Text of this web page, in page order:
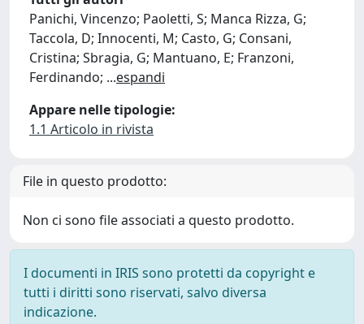
Panichi, Vincenzo; Paoletti, S; Manca Rizza, G;
Taccola, D; Innocenti, M; Casto, G; Consani,
Cristina; Sbragia, G; Mantuano, E; Franzoni,
Ferdinando; ...espandi
Appare nelle tipologie:
1.1 Articolo in rivista
File in questo prodotto:
Non ci sono file associati a questo prodotto.
I documenti in IRIS sono protetti da copyright e
tutti i diritti sono riservati, salvo diversa
indicazione.